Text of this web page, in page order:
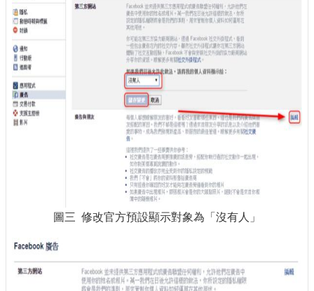
圖三 修改官方預設顯示對象為「沒有人」